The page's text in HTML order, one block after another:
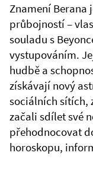
Znamení Berana
průbojností –
souladu s
vystupováním.
hudbě a
získávají nový
sociálních sítích,
začali sdílet své
přehodnocovat
horoskopu,